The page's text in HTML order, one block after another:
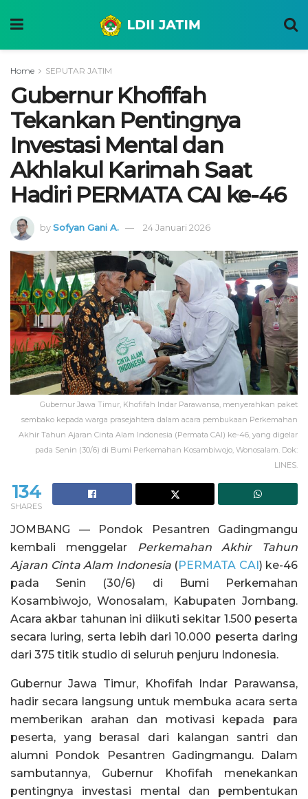
Home SEPUTAR JATIM
Gubernur Khofifah
Tekankan Pentingnya
Investasi Mental dan
Akhlakul Karimah Saat
Hadiri PERMATA CAI ke-46
bySofyan Gani A. 24 Januari 2026
Gubernur Jawa Timur, Khofifah Indar Parawansa, menyerahkan paket
sembako kepada warga prasejahtera dalam acara pembukaan Perkemahan
Akhir Tahun Ajaran Cinta Alam Indonesia (Permata CAI) ke-46, yang digelar
pada Senin (30/6) di Bumi Perkemahan Kosambiwojo, Wonosalam. Dok:
LINES.
134
SHARES
JOMBANG — Pondok Pesantren Gadingmangu
kembali menggelar
Perkemahan Akhir Tahun
Ajaran Cinta Alam Indonesia(PERMATA CAI) ke-46
pada Senin (30/6) di Bumi Perkemahan
Kosambiwojo, Wonosalam, Kabupaten Jombang.
Acara akbar tahunan ini diikuti sekitar 1.500 peserta
secara luring, serta lebih dari 10.000 peserta daring
dari 375 titik studio di seluruh penjuru Indonesia.
Gubernur Jawa Timur, Khofifah Indar Parawansa,
hadir secara langsung untuk membuka acara serta
memberikan arahan dan motivasi kepada para
peserta, yang berasal dari kalangan santri dan
alumni Pondok Pesantren Gadingmangu. Dalam
sambutannya, Gubernur Khofifah menekankan
pentingnya investasi mental dan pembentukan